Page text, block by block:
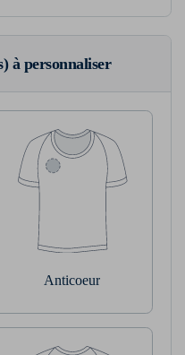
à personnaliser
Anticoeur